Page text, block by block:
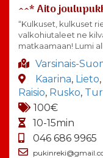
^^* Aito
“Kulkuset, kulkuset
valkohiutaleet ne
matkaamaan! Lumi
Varsinais-
Kaarina, Lieto,
Raisio, Rusko,
100€
10-15min
046 686 9965